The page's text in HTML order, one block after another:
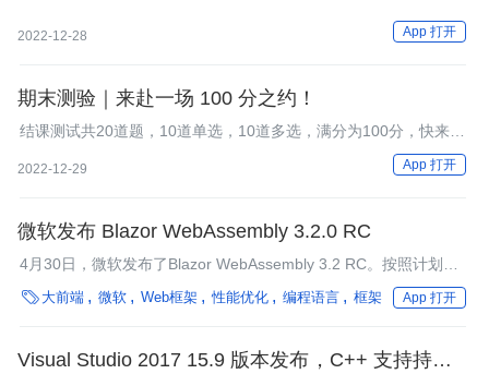
2022-12-28 App 打开
期末测验｜来赴一场 100 分之约！
结课测试共20道题，10道单选，10道多选，满分为100分，快来挑
2022-12-29 App 打开
微软发布 Blazor WebAssembly 3.2.0 RC
4月30日，微软发布了Blazor WebAssembly 3.2 RC。按照计划，
这是Blazor WebAssembly的最后一个预览版，它包含了所有正式
特性。
 大前端 微软 Web框架 性能优化 编程语言 框架 App 打开
Visual Studio 2017 15.9 版本发布，C++ 支持持续改